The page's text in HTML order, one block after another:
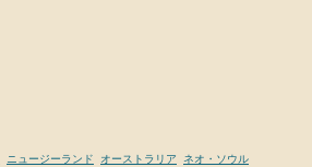
ニュージーランド オーストラリア ネオ・ソウル